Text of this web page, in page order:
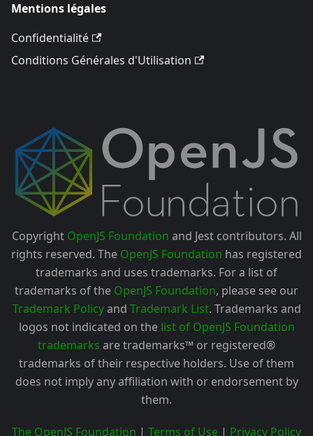
Mentions légales
Confidentialité
Conditions Générales d'Utilisation
Copyright OpenJS Foundation and Jest contributors. All
rights reserved. The OpenJS Foundation has registered
trademarks and uses trademarks. For a list of
trademarks of the OpenJS Foundation, please see our
Trademark Policyand Trademark List. Trademarks and
logos not indicated on the list of OpenJS Foundation
trademarks are trademarks™ or registered®
trademarks of their respective holders. Use of them
does not imply any affiliation with or endorsement by
them.
The OpenJS Foundation | Terms of Use | Privacy Policy